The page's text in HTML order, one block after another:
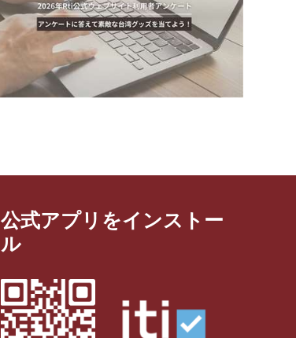
公式アプリをインストー
ル